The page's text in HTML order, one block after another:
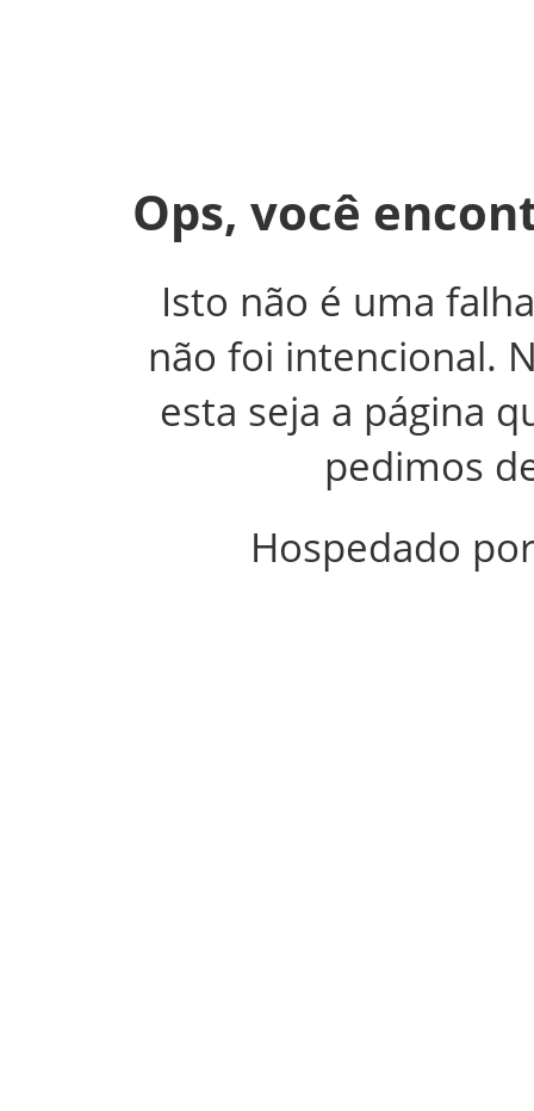
Ops, você
Isto não é uma
não foi intencional.
esta seja a página
pedimos
Hospedado